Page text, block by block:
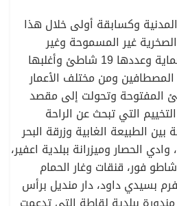
وكسابقة أولى خلال هذا
غير المسموحة وغير
المراقبة من قبل عناصر الحماية وعددها 19 شاطئ وأغلبها
ومن مختلف الأعمار
المفتوحة وتحولت إلى مقصد
التي تبحث عن الراحة
الطبيعة الغابية وزرقة البحر
الحصار وميزرانة ببلدية اعفير،
شاطو فور، قنقات وغار الحمام
بسيدي داود، دار منديل برأس